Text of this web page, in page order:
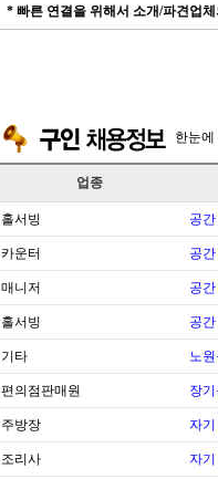
* 빠른 연결을 위해서 소개/파견업
한눈에
업종
홀서빙 공
카운터 공
매니저 공
홀서빙 공
기타 노
편의점판매원 장
주방장 자기
조리사 자기